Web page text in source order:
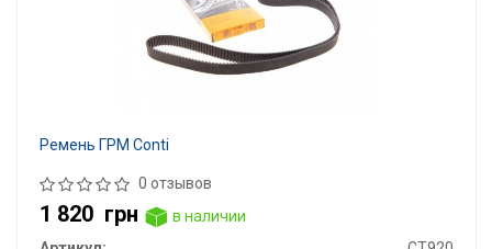
Ремень ГРМ Conti
0 отзывов
1 820 грн
в наличии